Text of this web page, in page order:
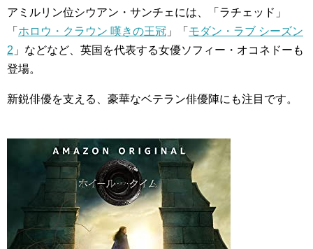
アミルリン位シウアン・サンチェには、「ラチェッド」
「 ホロウ・クラウン 嘆きの王冠 」「 モダン・ラブ シーズン
2 」などなど、英国を代表する女優ソフィー・オコネドーも
登場。
新鋭俳優を支える、豪華なベテラン俳優陣にも注目です。